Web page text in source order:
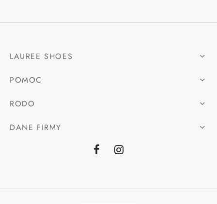
LAUREE SHOES
POMOC
RODO
DANE FIRMY